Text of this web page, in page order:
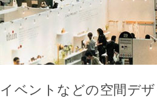
イベントなどの空間デ